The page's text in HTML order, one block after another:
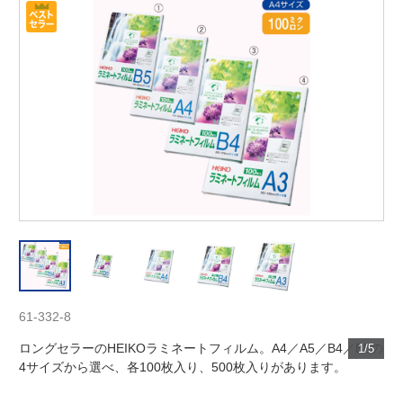
1/5
61-332-8
ロングセラーのHEIKOラミネートフィルム。A4／A5／B4／B5の
4サイズから選べ、各100枚入り、500枚入りがあります。